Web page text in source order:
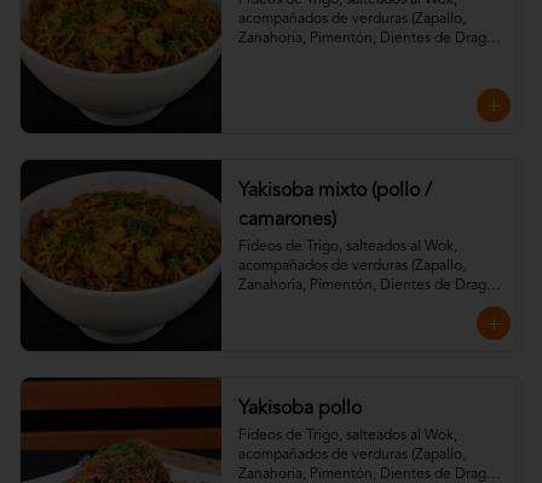
acompañados de verduras (Zapallo,
Zanahoria, Pimentón, Dientes de Dragón)
Yakisoba mixto (pollo /
camarones)
Fideos de Trigo, salteados al Wok,
acompañados de verduras (Zapallo,
Zanahoria, Pimentón, Dientes de Dragón)
aderezados con especias de la casa, salsa
Yakisoba pollo
Fideos de Trigo, salteados al Wok,
acompañados de verduras (Zapallo,
Zanahoria, Pimentón, Dientes de Dragón)